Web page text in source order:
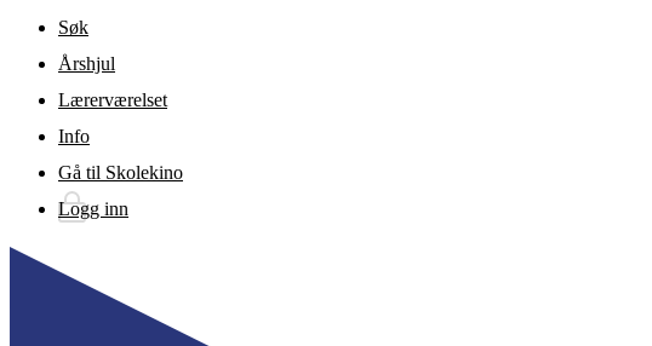
Gå til hovedinnhold
Søk
Årshjul
Lærerværelset
Info
Gå til Skolekino
Logg inn